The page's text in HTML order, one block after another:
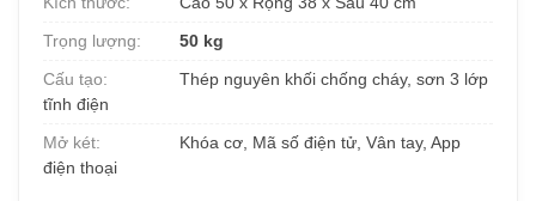
Trọng lượng:
50 kg
Cấu tạo:
Thép nguyên khối chống cháy, sơn 3 lớp
tĩnh điện
Mở két:
Khóa cơ, Mã số điện tử, Vân tay, App
điện thoại